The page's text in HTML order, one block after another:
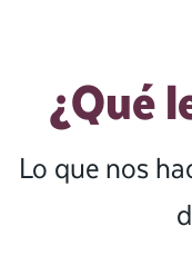
¿Qué
Lo que nos